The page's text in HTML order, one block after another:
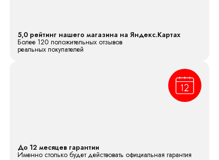
5,0 рейтинг нашего магазина на Яндекс.Картах
Более 120 положительных отзывов
реальных покупателей
До 12 месяцев гарантии
Именно столько будет действовать официальная гарантия